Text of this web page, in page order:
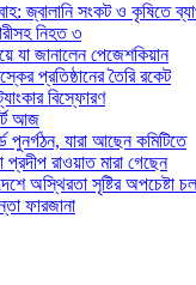
জ্বালানি সংকট ও কৃষিতে
নিহত ৩
যা জানালেন পেজেশকিয়ান
প্রতিষ্ঠানের তৈরি রকেট
বিস্ফোরণ
আজ
পুনর্গঠন, যারা আছেন কমিটিতে
রাওয়াত মারা গেছেন
অস্থিরতা সৃষ্টির অপচেষ্টা
ফারজানা